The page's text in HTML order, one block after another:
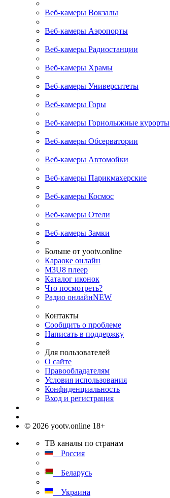
Веб-камеры Вокзалы
Веб-камеры Аэропорты
Веб-камеры Радиостанции
Веб-камеры Храмы
Веб-камеры Университеты
Веб-камеры Горы
Веб-камеры Горнолыжные курорты
Веб-камеры Обсерватории
Веб-камеры Автомойки
Веб-камеры Парикмахерские
Веб-камеры Космос
Веб-камеры Отели
Веб-камеры Замки
Больше от yootv.online
Караоке онлайн
M3U8 плеер
Каталог иконок
Что посмотреть?
Радио онлайнNEW
Контакты
Сообщить о проблеме
Написать в поддержку
Для пользователей
О сайте
Правообладателям
Условия использования
Конфиденциальность
Вход и регистрация
© 2026 yootv.online 18+
ТВ каналы по странам
Россия
Беларусь
Украина